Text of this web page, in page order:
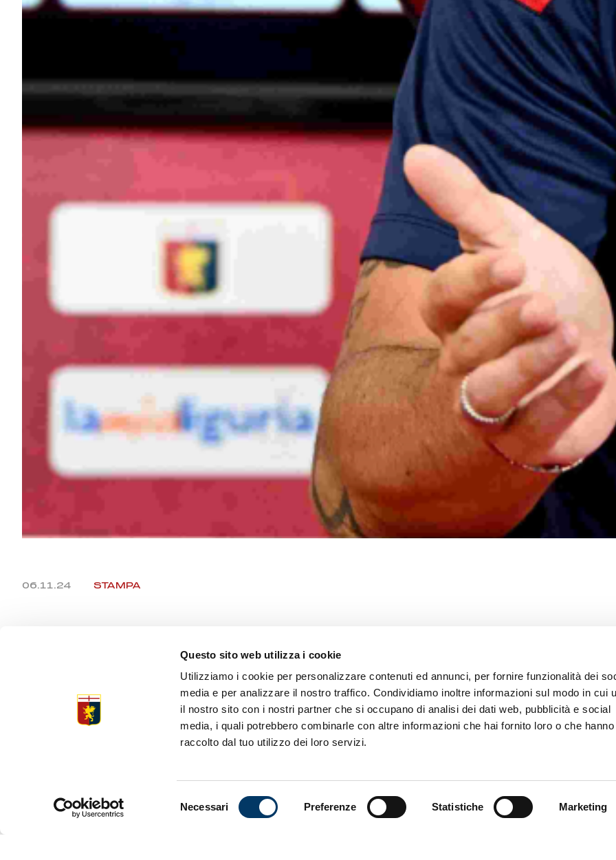
Questo sito web utilizza i cookie
Utilizziamo i cookie per personalizzare contenuti ed annunci, per fornire funzionalità dei
media e per analizzare il nostro traffico. Condividiamo inoltre informazioni sul modo in cui
il nostro sito con i nostri partner che si occupano di analisi dei dati web, pubblicità e social
media, i quali potrebbero combinarle con altre informazioni che hai fornito loro o che hanno
raccolto dal tuo utilizzo dei loro servizi.
Necessari Preferenze Statistiche Marketing
06.11.24 STAMPA
VIDEO CONFERENZE –
GILARDINO
Le dichiarazioni del tecnico dalla sala stampa di Villa Rostan prima della
Como.